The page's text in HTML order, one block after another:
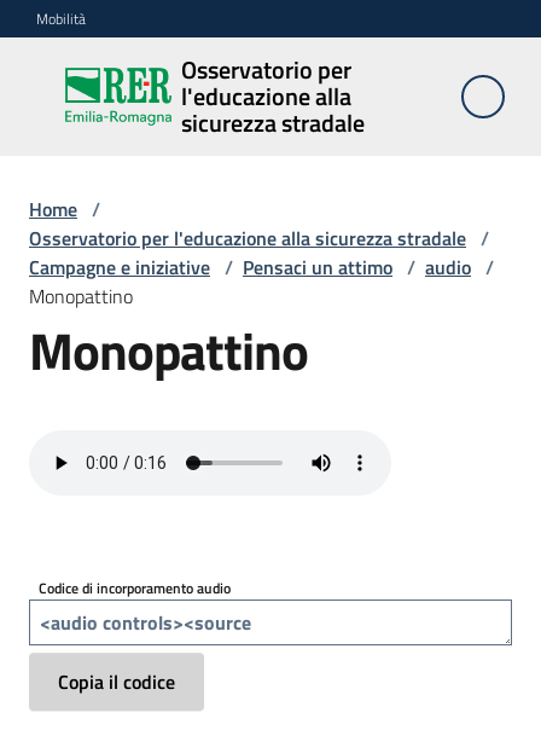
Vai al contenuto
Vai alla navigazione
Vai al footer
Mobilità
Osservatorio per
l'educazione alla
sicurezza stradale
Osservatorio
per
l'educazione
stradale
Cosa
facciamo
Campagne
Materiali
informativi
e
didattici
Home /
Osservatorio per l'educazione alla sicurezza stradale /
Campagne e iniziative / Pensaci un attimo / audio /
Monopattino
Monopattino
Codice di incorporamento audio
Copia il codice